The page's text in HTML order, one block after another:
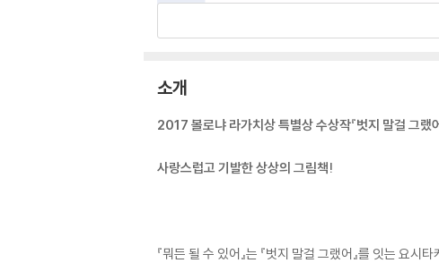
소개
2017 볼로냐 라가치상 특별상 수상작『벗지 말걸 그랬
사랑스럽고 기발한 상상의 그림책!
『뭐든 될 수 있어』는 『벗지 말걸 그랬어』를 잇는 요